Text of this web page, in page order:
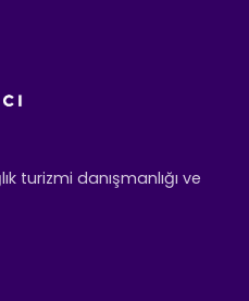
turizmi danışmanlığı ve